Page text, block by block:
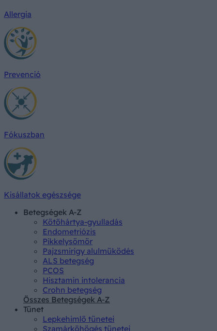
Allergia
Prevenció
Fókuszban
Kisállatok egészsége
Betegségek A-Z
Kötőhártya-gyulladás
Endometriózis
Pikkelysömör
Pajzsmirigy alulműködés
ALS betegség
PCOS
Hisztamin intolerancia
Crohn betegség
Összes Betegségek A-Z
Tünet
Lepkehimlő tünetei
Szamárköhögés tünetei